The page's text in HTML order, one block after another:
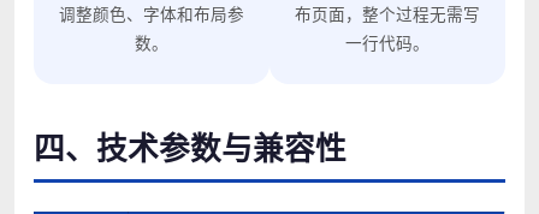
调整颜色、字体和布局参
数。
布页面，整个过程无需写
一行代码。
四、技术参数与兼容性